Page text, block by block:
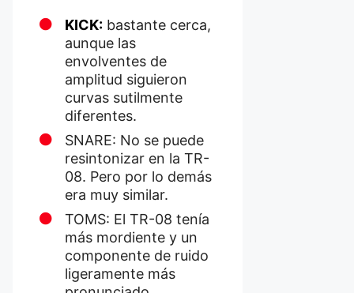
KICK: bastante cerca,
aunque las
envolventes de
amplitud siguieron
curvas sutilmente
diferentes.
SNARE: No se puede
resintonizar en la TR-
08. Pero por lo demás
era muy similar.
TOMS: El TR-08 tenía
más mordiente y un
componente de ruido
ligeramente más